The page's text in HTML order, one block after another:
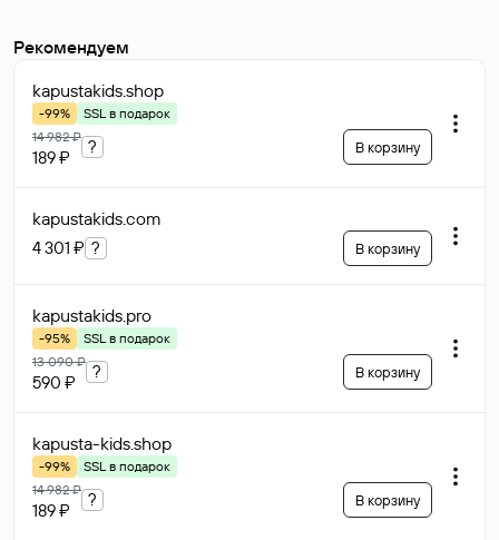
Рекомендуем
kapustakids.shop
-99%
SSL в подарок
14 982 ₽
189 ₽
? В корзину
kapustakids.com
4 301 ₽ ? В корзину
kapustakids.pro
-95%
SSL в подарок
13 090 ₽
590 ₽
? В корзину
kapusta-kids.shop
-99%
SSL в подарок
14 982 ₽
189 ₽
? В корзину